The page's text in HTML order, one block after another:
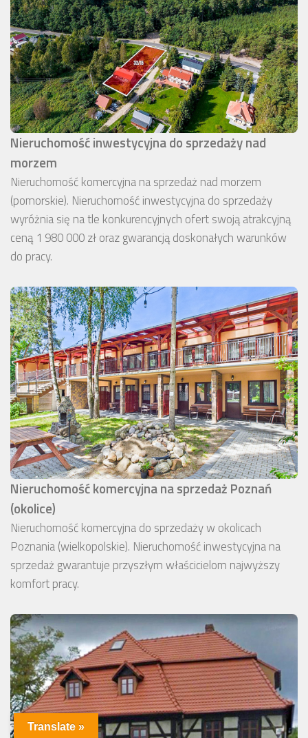
Nieruchomość inwestycyjna do sprzedaży nad
morzem
Nieruchomość komercyjna na sprzedaż nad morzem
(pomorskie). Nieruchomość inwestycyjna do sprzedaży
wyróżnia się na tle konkurencyjnych ofert swoją atrakcyjną
ceną 1 980 000 zł oraz gwarancją doskonałych warunków
do pracy.
Nieruchomość komercyjna na sprzedaż Poznań
(okolice)
Nieruchomość komercyjna do sprzedaży w okolicach
Poznania (wielkopolskie). Nieruchomość inwestycyjna na
sprzedaż gwarantuje przyszłym właścicielom najwyższy
komfort pracy.
Translate »